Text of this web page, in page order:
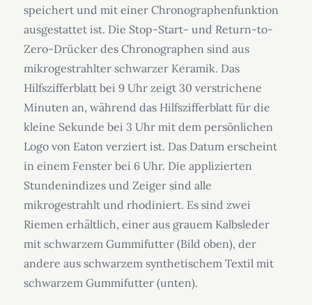
speichert und mit einer Chronographenfunktion
ausgestattet ist. Die Stop-Start- und Return-to-
Zero-Drücker des Chronographen sind aus
mikrogestrahlter schwarzer Keramik. Das
Hilfszifferblatt bei 9 Uhr zeigt 30 verstrichene
Minuten an, während das Hilfszifferblatt für die
kleine Sekunde bei 3 Uhr mit dem persönlichen
Logo von Eaton verziert ist. Das Datum erscheint
in einem Fenster bei 6 Uhr. Die applizierten
Stundenindizes und Zeiger sind alle
mikrogestrahlt und rhodiniert. Es sind zwei
Riemen erhältlich, einer aus grauem Kalbsleder
mit schwarzem Gummifutter (Bild oben), der
andere aus schwarzem synthetischem Textil mit
schwarzem Gummifutter (unten).